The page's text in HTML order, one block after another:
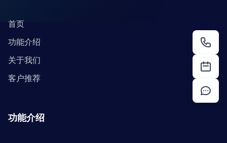
首页
功能介绍
关于我们
客户推荐
功能介绍